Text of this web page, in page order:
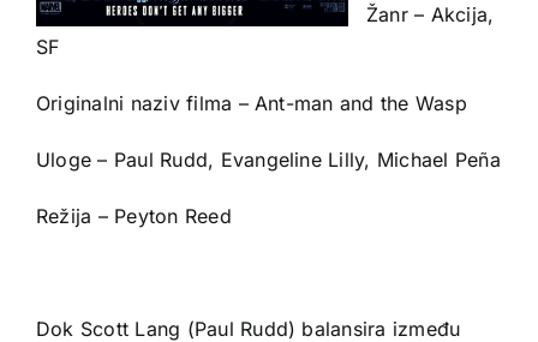
Žanr – Akcija,
SF
Originalni naziv filma – Ant-man and the Wasp
Uloge – Paul Rudd, Evangeline Lilly, Michael Peña
Režija – Peyton Reed
Dok Scott Lang (Paul Rudd) balansira između